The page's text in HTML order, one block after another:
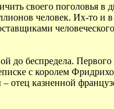
своего поголовья в
человек. Их-то и
до беспредела.
с королем
– отец казненной